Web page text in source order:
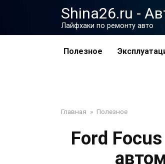
Shina26.ru -
Лайфхаки по ремонту авто
Полезное
Главная » Полезное
Ford